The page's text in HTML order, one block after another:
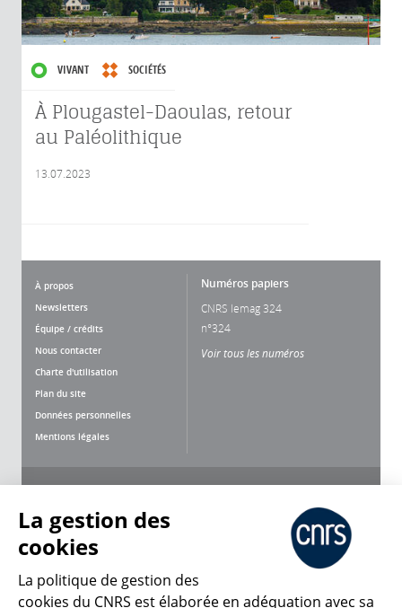
VIVANT SOCIÉTÉS
À Plougastel-Daoulas, retour
au Paléolithique
13.07.2023
À propos
Newsletters
Équipe / crédits
Nous contacter
Charte d'utilisation
Plan du site
Données personnelles
Mentions légales
Numéros papiers
CNRS lemag 324
n°324
Voir tous les numéros
La gestion des
cookies
La politique de gestion des
cookies du CNRS est élaborée en adéquation avec sa